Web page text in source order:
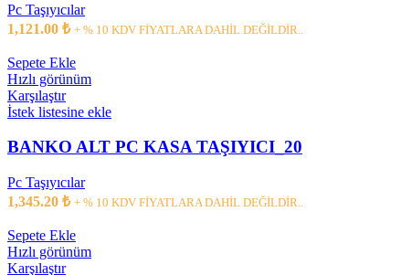
Pc Taşıyıcılar
1,121.00 ₺ + % 10 KDV FİYATLARA DAHİL DEĞİLDİR..
Sepete Ekle
Hızlı görünüm
Karşılaştır
İstek listesine ekle
BANKO ALT PC KASA TAŞIYICI_20
Pc Taşıyıcılar
1,345.20 ₺ + % 10 KDV FİYATLARA DAHİL DEĞİLDİR..
Sepete Ekle
Hızlı görünüm
Karşılaştır